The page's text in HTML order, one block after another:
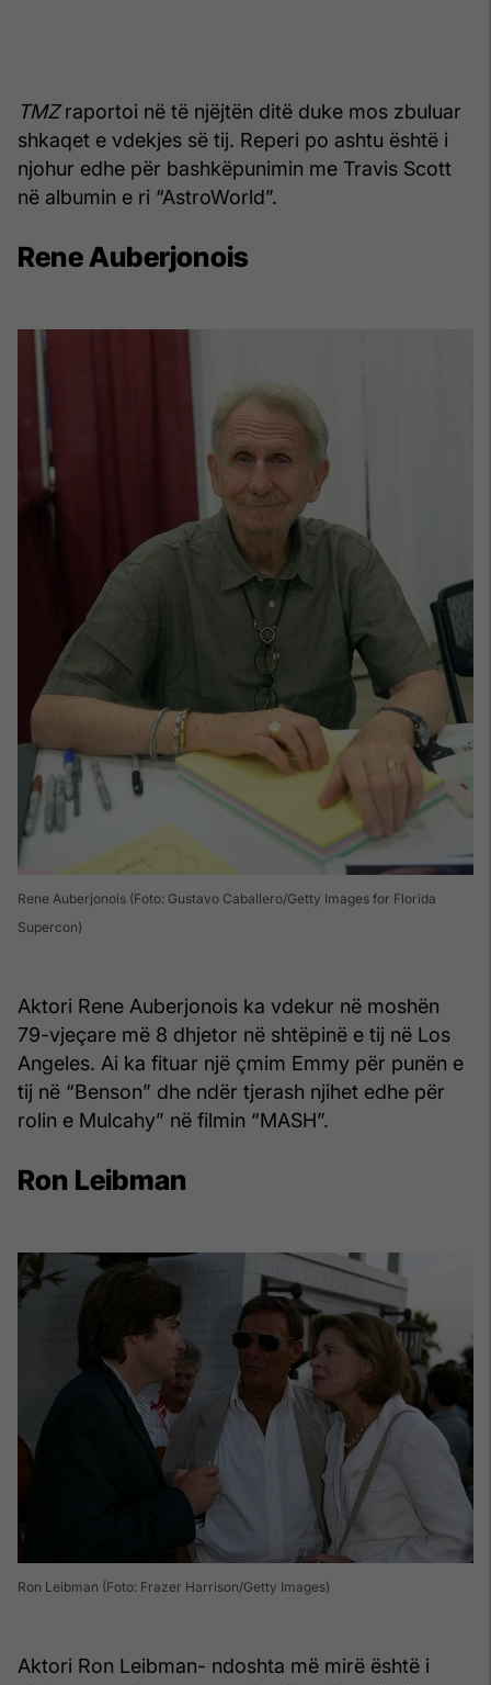
TMZraportoi në të njëjtën ditë duke mos zbuluar
shkaqet e vdekjes së tij. Reperi po ashtu është i
njohur edhe për bashkëpunimin me Travis Scott
në albumin e ri “AstroWorld”.
Rene Auberjonois
Rene Auberjonois (Foto: Gustavo Caballero/Getty Images for Florida
Supercon)
Aktori Rene Auberjonois ka vdekur në moshën
79-vjeçare më 8 dhjetor në shtëpinë e tij në Los
Angeles. Ai ka fituar një çmim Emmy për punën e
tij në “Benson” dhe ndër tjerash njihet edhe për
rolin e Mulcahy” në filmin “MASH”.
Ron Leibman
Ron Leibman (Foto: Frazer Harrison/Getty Images)
Aktori Ron Leibman- ndoshta më mirë është i